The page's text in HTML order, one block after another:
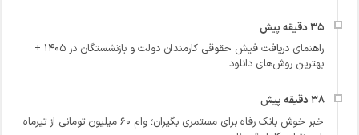
راهنمای دریافت فیش حقوقی کارمندان دولت و بازنشستگان در ۱۴۰۵ +
بهترین روش‌های دانلود
خبر خوش بانک رفاه برای مستمری بگیران؛ وام ۶۰ میلیون تومانی از تیرماه